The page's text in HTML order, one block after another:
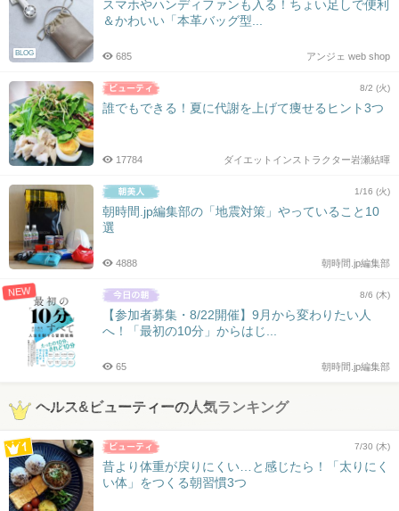
BLOG
スマホやハンディファンも入る！ちょい足しで便利
＆かわいい「本革バッグ型...
アンジェ web shop
685
8/2 (火)
誰でもできる！夏に代謝を上げて痩せるヒント3つ
ダイエットインストラクター岩瀬結暉
17784
1/16 (火)
朝時間.jp編集部の「地震対策」やっていること10
選
朝時間.jp編集部
4888
NEW 8/6 (木)
【参加者募集・8/22開催】9月から変わりたい人
へ！「最初の10分」からはじ...
朝時間.jp編集部
65
ヘルス&ビューティーの人気ランキング
7/30 (木)
昔より体重が戻りにくい…と感じたら！「太りにく
い体」をつくる朝習慣3つ